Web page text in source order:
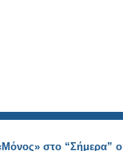
στο “Σήμερα” ο